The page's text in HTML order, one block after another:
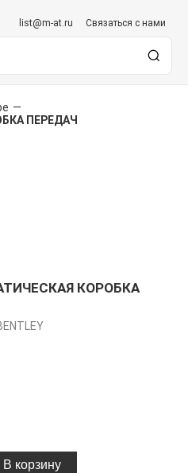
list@m-at.ru Связаться с нами
—
ПЕРЕДАЧ
КОРОБКА
В корзину